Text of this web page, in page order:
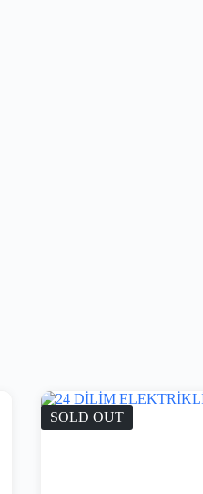
SOLD OUT